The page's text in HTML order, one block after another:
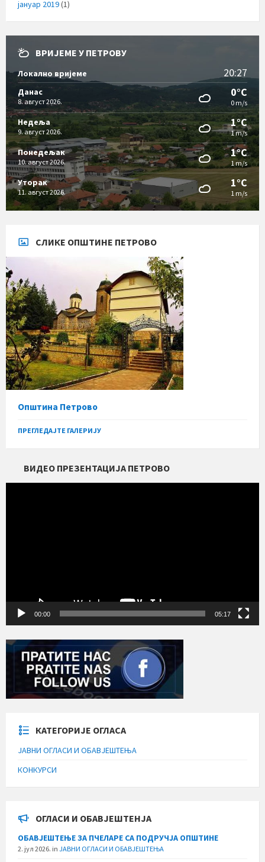
јануар 2019(1)
ВРИЈЕМЕ У ПЕТРОВУ
Локално вријеме 20:27
Данас
8. август 2026.
0°C
0 m/s
Недеља
9. август 2026.
1°C
1 m/s
Понедељак
10. август 2026.
1°C
1 m/s
Уторак
11. август 2026.
1°C
1 m/s
СЛИКЕ ОПШТИНЕ ПЕТРОВО
Општина Петрово
ПРЕГЛЕДАЈТЕ ГАЛЕРИЈУ
ВИДЕО ПРЕЗЕНТАЦИЈА ПЕТРОВО
00:00 05:17
КАТЕГОРИЈЕ ОГЛАСА
ЈАВНИ ОГЛАСИ И ОБАВЈЕШТЕЊА
КОНКУРСИ
ОГЛАСИ И ОБАВЈЕШТЕНЈА
ОБАВЈЕШТЕЊЕ ЗА ПЧЕЛАРЕ СА ПОДРУЧЈА ОПШТИНЕ
2. јул 2026. in ЈАВНИ ОГЛАСИ И ОБАВЈЕШТЕЊА